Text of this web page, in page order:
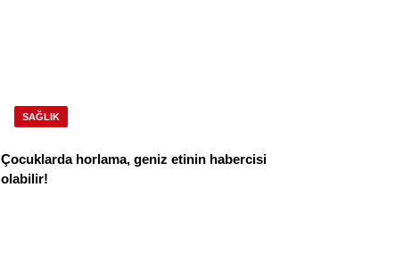
SAĞLIK
Çocuklarda horlama, geniz etinin habercisi
olabilir!